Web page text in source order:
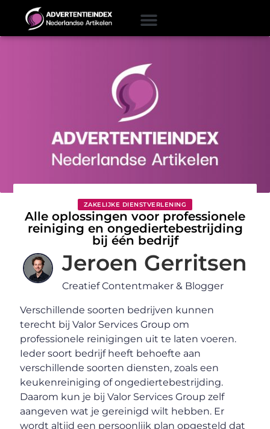
ZAKELIJKE DIENSTVERLENING
Alle oplossingen voor professionele
reiniging en ongediertebestrijding
bij één bedrijf
Jeroen Gerritsen
Creatief Contentmaker & Blogger
Verschillende soorten bedrijven kunnen
terecht bij Valor Services Group om
professionele reinigingen uit te laten voeren.
Ieder soort bedrijf heeft behoefte aan
verschillende soorten diensten, zoals een
keukenreiniging of ongediertebestrijding.
Daarom kun je bij Valor Services Group zelf
aangeven wat je gereinigd wilt hebben. Er
wordt altijd een persoonlijk plan opgesteld dat